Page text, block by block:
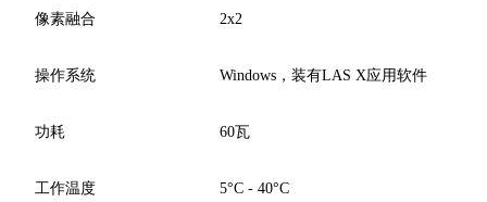
像素融合 2x2
操作系统 Windows，装有LAS X应用软件
功耗 60瓦
工作温度 5°C - 40°C